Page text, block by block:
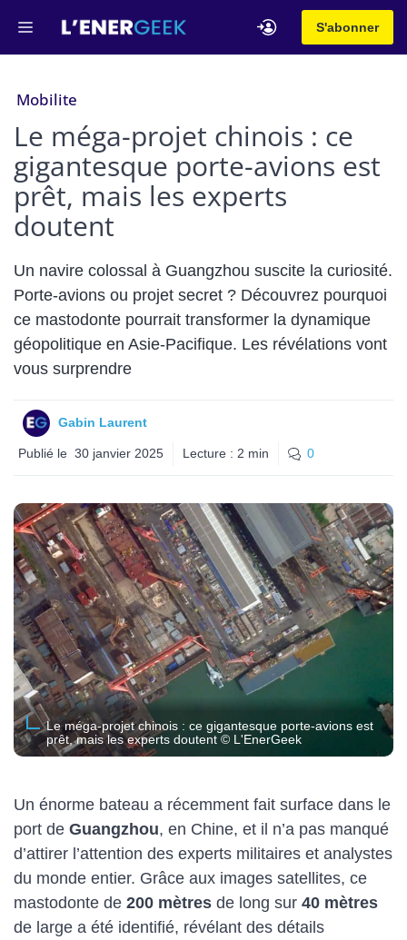
contenu
S'abonner
Menu
Mobilite
Le méga-projet chinois : ce
gigantesque porte-avions est
prêt, mais les experts
doutent
Un navire colossal à Guangzhou suscite la curiosité.
Porte-avions ou projet secret ? Découvrez pourquoi
ce mastodonte pourrait transformer la dynamique
géopolitique en Asie-Pacifique. Les révélations vont
vous surprendre
Gabin Laurent
Publié le 30 janvier 2025 Lecture : 2 min 0
Le méga-projet chinois : ce gigantesque porte-avions est
prêt, mais les experts doutent © L'EnerGeek
Un énorme bateau a récemment fait surface dans le
port de Guangzhou, en Chine, et il n’a pas manqué
d’attirer l’attention des experts militaires et analystes
du monde entier. Grâce aux images satellites, ce
mastodonte de 200 mètres de long sur 40 mètres
de large a été identifié, révélant des détails